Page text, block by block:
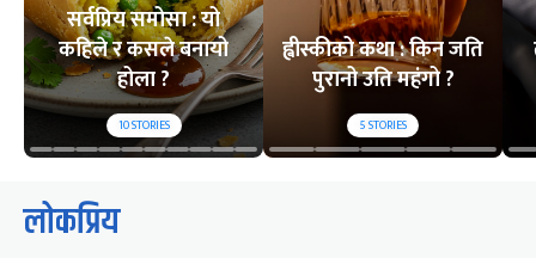
सर्वप्रिय समोसा : यो
कहिले र कसले बनायो
होला ?
10STORIES
ह्वीस्कीको कथा : किन जति
पुरानो उति महंगो ?
5STORIES
लोकप्रिय